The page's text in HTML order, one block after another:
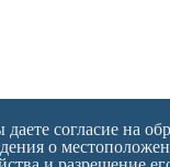
согласие на
о